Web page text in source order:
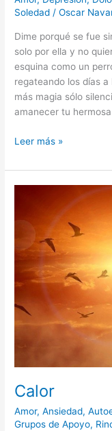
Soledad /Oscar
Dime porqué se fue
solo por ella y no
esquina como un
regateando los días
más magia sólo
amanecer tu
Leer más »
Calor
Amor,Ansiedad,
Grupos de Apoyo,